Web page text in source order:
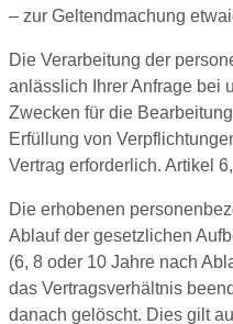
– zur Geltendmachung
Die Verarbeitung der
anlässlich Ihrer Anfrage bei
Zwecken für die
Erfüllung von
Vertrag erforderlich. Artikel
Die erhobenen
Ablauf der gesetzlichen
(6, 8 oder 10 Jahre nach
das Vertragsverhältnis
danach gelöscht. Dies gilt